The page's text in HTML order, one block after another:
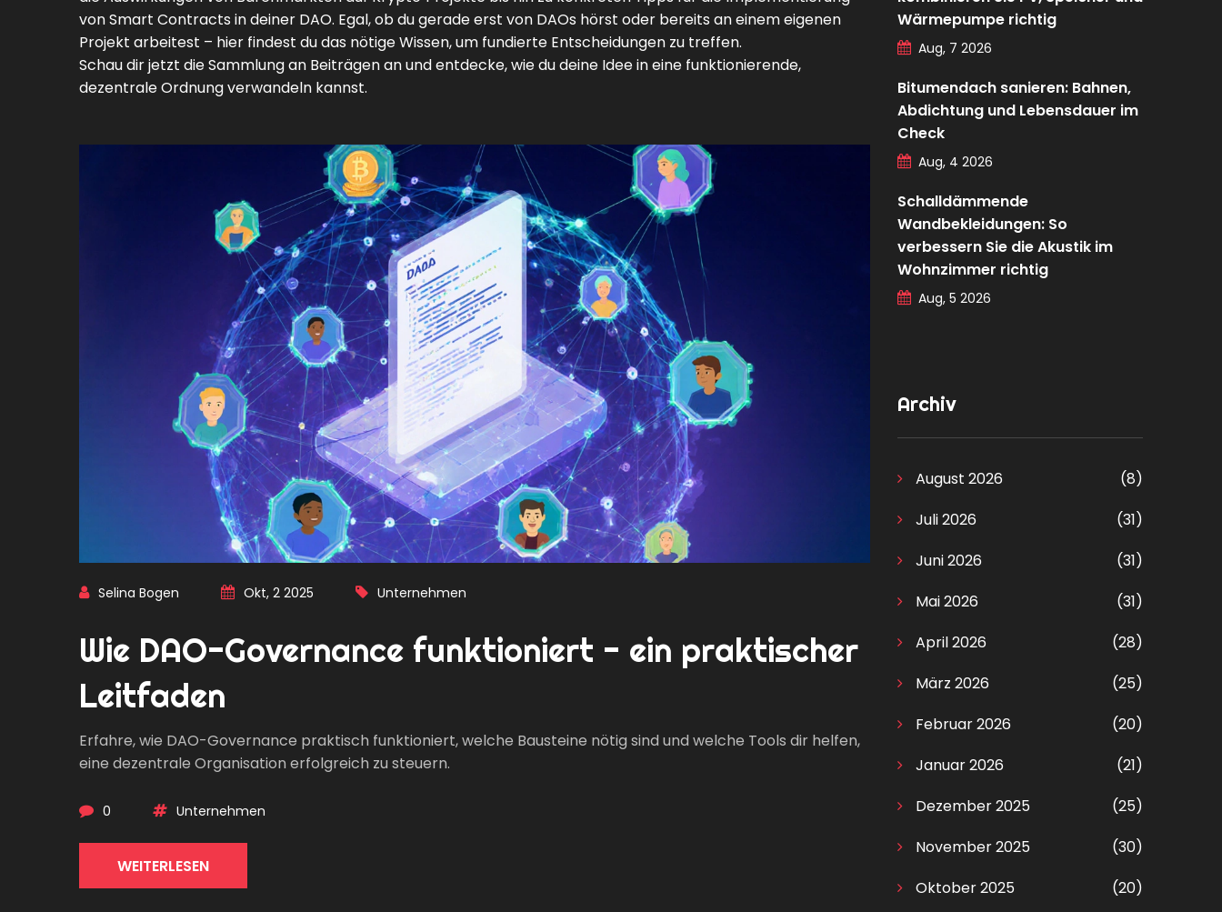
von Smart Contracts in deiner DAO. Egal, ob du gerade erst von DAOs hörst oder bereits an einem eigenen
Projekt arbeitest – hier findest du das nötige Wissen, um fundierte Entscheidungen zu treffen.
Schau dir jetzt die Sammlung an Beiträgen an und entdecke, wie du deine Idee in eine funktionierende,
dezentrale Ordnung verwandeln kannst.
Selina Bogen Okt, 2 2025 Unternehmen
Wie DAO-Governance funktioniert - ein praktischer
Leitfaden
Erfahre, wie DAO-Governance praktisch funktioniert, welche Bausteine nötig sind und welche Tools dir helfen,
eine dezentrale Organisation erfolgreich zu steuern.
0 Unternehmen
WEITERLESEN
Wärmepumpe richtig
Aug, 7 2026
Bitumendach sanieren: Bahnen,
Abdichtung und Lebensdauer im
Check
Aug, 4 2026
Schalldämmende
Wandbekleidungen: So
verbessern Sie die Akustik im
Wohnzimmer richtig
Aug, 5 2026
Archiv
August 2026
(8)
Juli 2026
(31)
Juni 2026
(31)
Mai 2026
(31)
April 2026
(28)
März 2026
(25)
Februar 2026
(20)
Januar 2026
(21)
Dezember 2025
(25)
November 2025
(30)
Oktober 2025
(20)